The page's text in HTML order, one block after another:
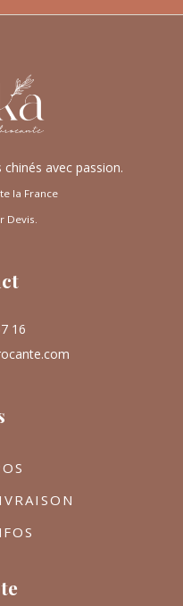
avec passion.
la France
Devis.
16